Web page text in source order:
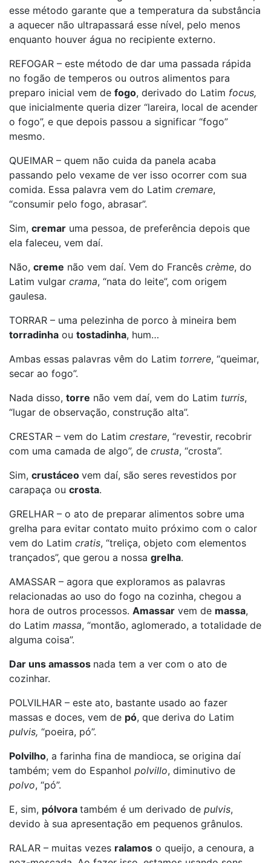
esse método garante que a temperatura da substância
a aquecer não ultrapassará esse nível, pelo menos
enquanto houver água no recipiente externo.
REFOGAR – este método de dar uma passada rápida
no fogão de temperos ou outros alimentos para
preparo inicial vem de fogo, derivado do Latim focus,
que inicialmente queria dizer “lareira, local de acender
o fogo”, e que depois passou a significar “fogo”
mesmo.
QUEIMAR – quem não cuida da panela acaba
passando pelo vexame de ver isso ocorrer com sua
comida. Essa palavra vem do Latim cremare,
“consumir pelo fogo, abrasar”.
Sim, cremar uma pessoa, de preferência depois que
ela faleceu, vem daí.
Não, creme não vem daí. Vem do Francês crème, do
Latim vulgar crama, “nata do leite”, com origem
gaulesa.
TORRAR – uma pelezinha de porco à mineira bem
torradinha ou tostadinha, hum…
Ambas essas palavras vêm do Latim torrere, “queimar,
secar ao fogo”.
Nada disso, torre não vem daí, vem do Latim turris,
“lugar de observação, construção alta”.
CRESTAR – vem do Latim crestare, “revestir, recobrir
com uma camada de algo”, de crusta, “crosta”.
Sim, crustáceo vem daí, são seres revestidos por
carapaça ou crosta.
GRELHAR – o ato de preparar alimentos sobre uma
grelha para evitar contato muito próximo com o calor
vem do Latim cratis, “treliça, objeto com elementos
trançados”, que gerou a nossa grelha.
AMASSAR – agora que exploramos as palavras
relacionadas ao uso do fogo na cozinha, chegou a
hora de outros processos. Amassar vem de massa,
do Latim massa, “montão, aglomerado, a totalidade de
alguma coisa”.
Dar uns amassos nada tem a ver com o ato de
cozinhar.
POLVILHAR – este ato, bastante usado ao fazer
massas e doces, vem de pó, que deriva do Latim
pulvis, “poeira, pó”.
Polvilho, a farinha fina de mandioca, se origina daí
também; vem do Espanhol polvillo, diminutivo de
polvo, “pó”.
E, sim, pólvora também é um derivado de pulvis,
devido à sua apresentação em pequenos grânulos.
RALAR – muitas vezes ralamos o queijo, a cenoura, a